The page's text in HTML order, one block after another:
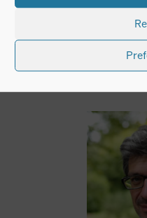
Autor del